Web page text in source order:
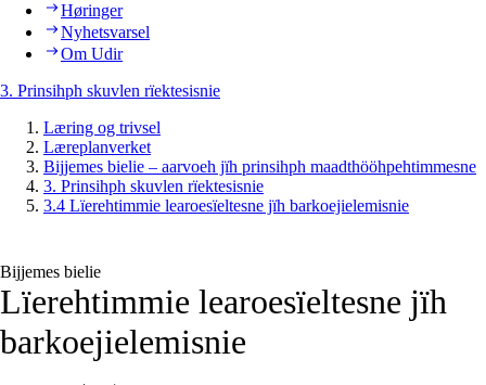
Høringer
Nyhetsvarsel
Om Udir
3. Prinsihph skuvlen rïektesisnie
Læring og trivsel
Læreplanverket
Bijjemes bielie – aarvoeh jïh prinsihph maadthööhpehtimmesne
3. Prinsihph skuvlen rïektesisnie
3.4 Lïerehtimmie learoesïeltesne jïh barkoejielemisnie
Bijjemes bielie
Lïerehtimmie learoesïeltesne jïh
barkoejielemisnie